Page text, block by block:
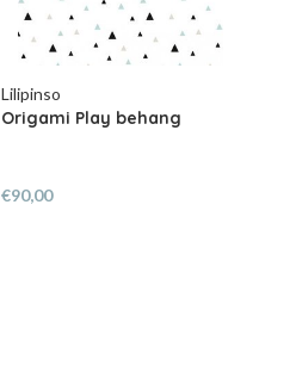
Lilipinso
Origami Play behang
€90,00